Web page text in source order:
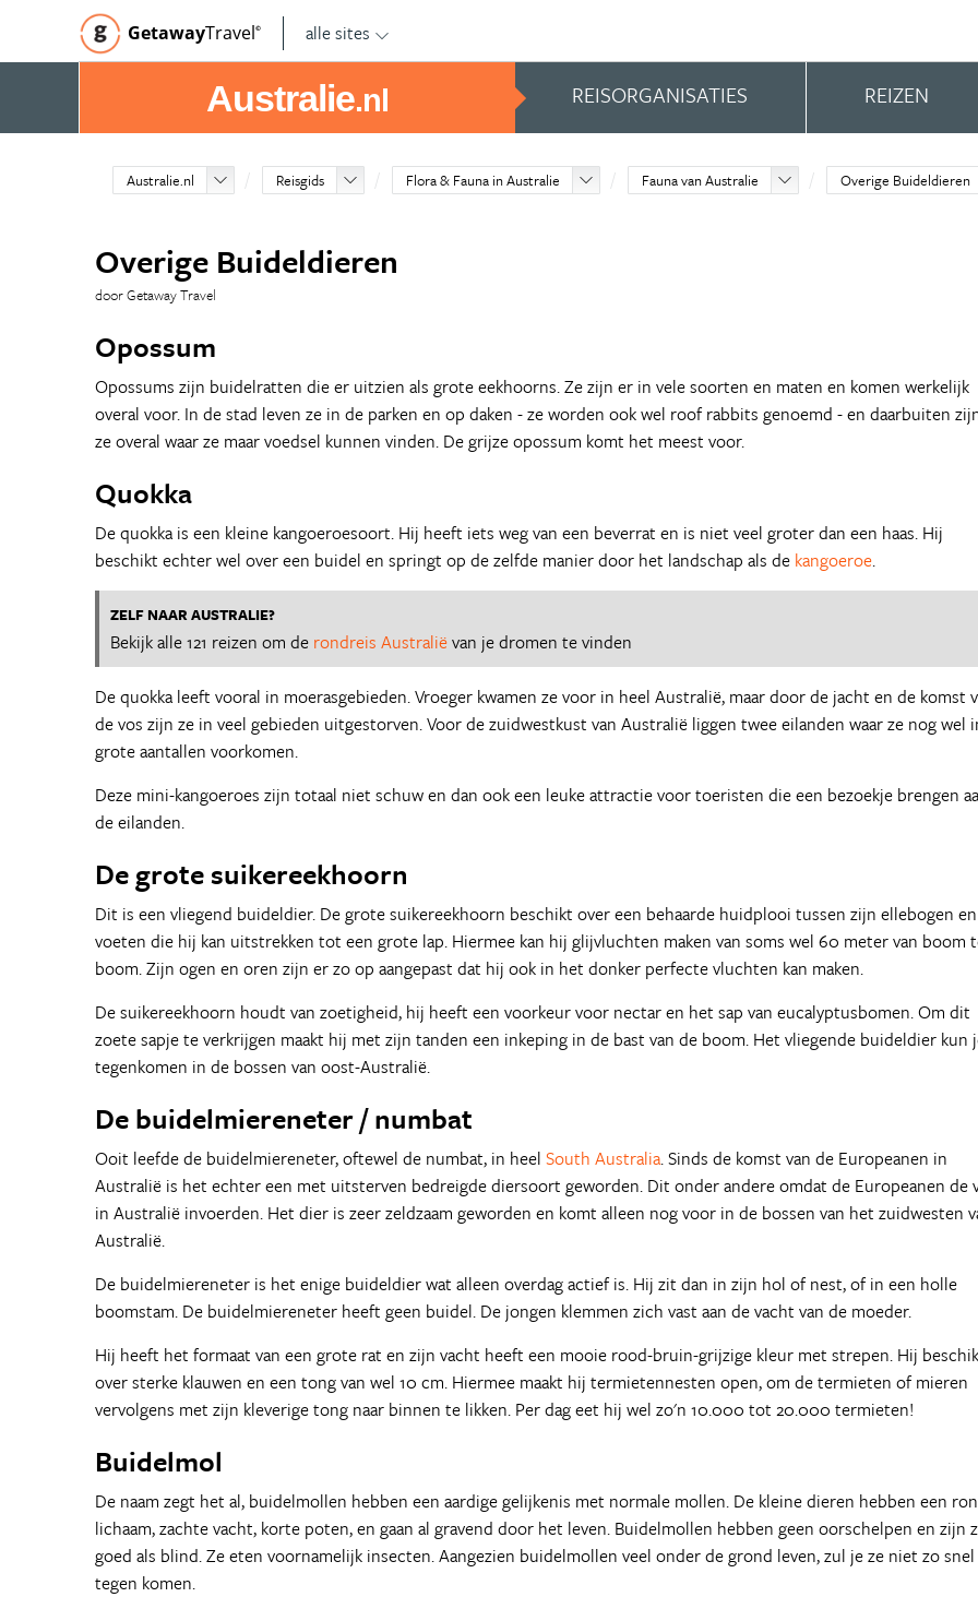
GetawayTravel© alle sites
Australie.nl REISORGANISATIES REIZEN
Australie.nl Reisgids Flora & Fauna in Australie Fauna van Australie Overige Buideldieren
Overige Buideldieren
door Getaway Travel
Opossum
Opossums zijn buidelratten die er uitzien als grote eekhoorns. Ze zijn er in vele soorten en maten en komen werkelijk
overal voor. In de stad leven ze in de parken en op daken - ze worden ook wel roof rabbits genoemd - en daarbuiten
ze overal waar ze maar voedsel kunnen vinden. De grijze opossum komt het meest voor.
Quokka
De quokka is een kleine kangoeroesoort. Hij heeft iets weg van een beverrat en is niet veel groter dan een haas. Hij
beschikt echter wel over een buidel en springt op de zelfde manier door het landschap als de kangoeroe.
ZELF NAAR AUSTRALIE?
Bekijk alle 121 reizen om de rondreis Australiëvan je dromen te vinden
De quokka leeft vooral in moerasgebieden. Vroeger kwamen ze voor in heel Australië, maar door de jacht en de komst
de vos zijn ze in veel gebieden uitgestorven. Voor de zuidwestkust van Australië liggen twee eilanden waar ze nog wel
grote aantallen voorkomen.
Deze mini-kangoeroes zijn totaal niet schuw en dan ook een leuke attractie voor toeristen die een bezoekje brengen
de eilanden.
De grote suikereekhoorn
Dit is een vliegend buideldier. De grote suikereekhoorn beschikt over een behaarde huidplooi tussen zijn ellebogen en
voeten die hij kan uitstrekken tot een grote lap. Hiermee kan hij glijvluchten maken van soms wel 60 meter van boom
boom. Zijn ogen en oren zijn er zo op aangepast dat hij ook in het donker perfecte vluchten kan maken.
De suikereekhoorn houdt van zoetigheid, hij heeft een voorkeur voor nectar en het sap van eucalyptusbomen. Om dit
zoete sapje te verkrijgen maakt hij met zijn tanden een inkeping in de bast van de boom. Het vliegende buideldier kun
tegenkomen in de bossen van oost-Australië.
De buidelmiereneter / numbat
Ooit leefde de buidelmiereneter, oftewel de numbat, in heel South Australia. Sinds de komst van de Europeanen in
Australië is het echter een met uitsterven bedreigde diersoort geworden. Dit onder andere omdat de Europeanen de
in Australië invoerden. Het dier is zeer zeldzaam geworden en komt alleen nog voor in de bossen van het zuidwesten
Australië.
De buidelmiereneter is het enige buideldier wat alleen overdag actief is. Hij zit dan in zijn hol of nest, of in een holle
boomstam. De buidelmiereneter heeft geen buidel. De jongen klemmen zich vast aan de vacht van de moeder.
Hij heeft het formaat van een grote rat en zijn vacht heeft een mooie rood-bruin-grijzige kleur met strepen. Hij
over sterke klauwen en een tong van wel 10 cm. Hiermee maakt hij termietennesten open, om de termieten of mieren
vervolgens met zijn kleverige tong naar binnen te likken. Per dag eet hij wel zo'n 10.000 tot 20.000 termieten!
Buidelmol
De naam zegt het al, buidelmollen hebben een aardige gelijkenis met normale mollen. De kleine dieren hebben een
lichaam, zachte vacht, korte poten, en gaan al gravend door het leven. Buidelmollen hebben geen oorschelpen en zijn
goed als blind. Ze eten voornamelijk insecten. Aangezien buidelmollen veel onder de grond leven, zul je ze niet zo snel
tegen komen.